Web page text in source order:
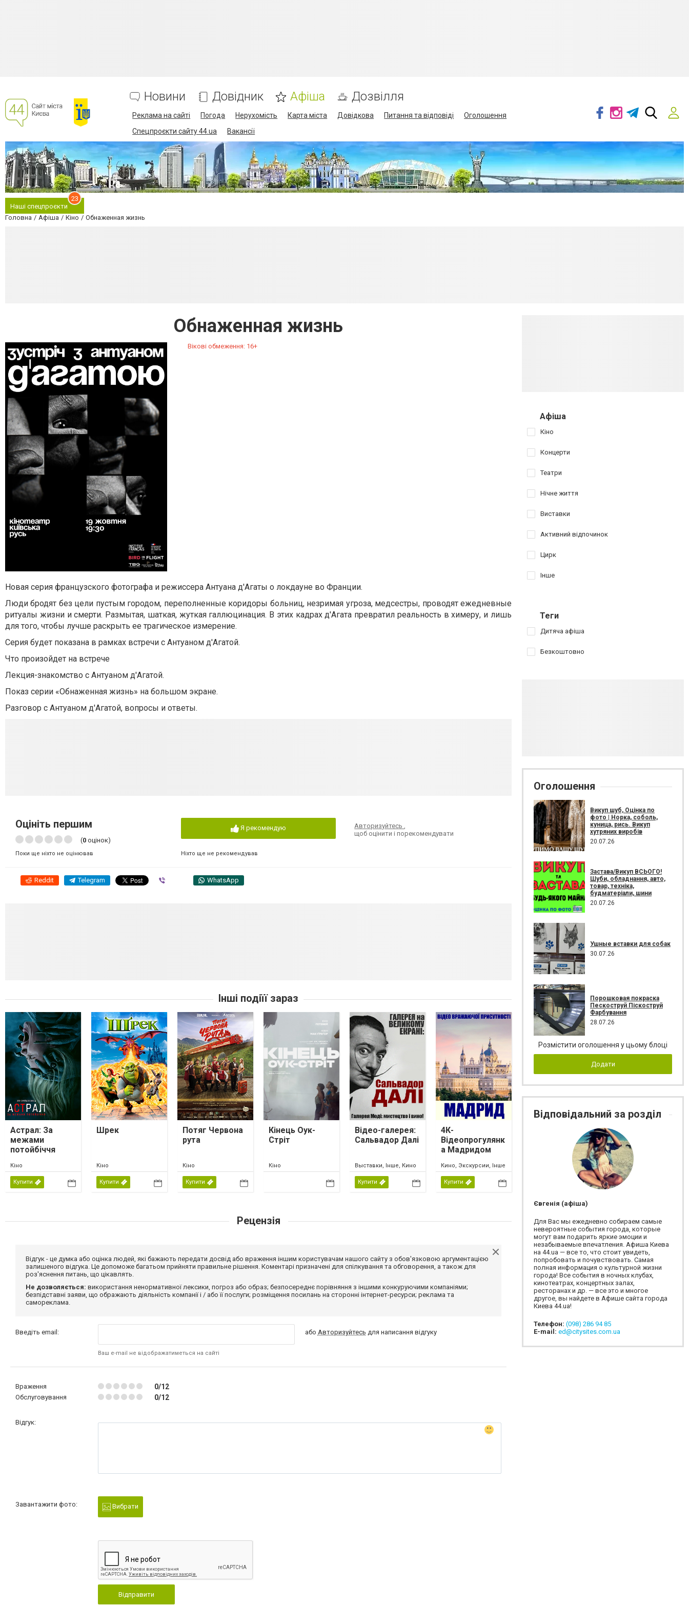
Новини Довідник Афіша Дозвілля
Реклама на сайті Погода Нерухомість Карта міста Довідкова Питання та відповіді
Оголошення
Спецпроєкти сайту 44.ua
Вакансії
Наші спецпроєкти
23
Головна Афіша Кіно Обнаженная жизнь
Обнаженная жизнь
Вікові обмеження: 16+
Новая серия французского фотографа и режиссера Антуана д'Агаты о локдауне во Франции.
Люди бродят без цели пустым городом, переполненные коридоры больниц, незримая угроза, медсестры, проводят ежедневные
ритуалы жизни и смерти. Размытая, шаткая, жуткая галлюцинация. В этих кадрах д'Агата превратил реальность в химеру, и лишь
для того, чтобы лучше раскрыть ее трагическое измерение.
Серия будет показана в рамках встречи с Антуаном д'Агатой.
Что произойдет на встрече
Лекция-знакомство с Антуаном д'Агатой.
Показ серии «Обнаженная жизнь» на большом экране.
Разговор с Антуаном д'Агатой, вопросы и ответы.
Оцініть першим
(0 оцінок)
Поки ще ніхто не оцінював
Я рекомендую
Ніхто ще не рекомендував
Авторизуйтесь,
щоб оцінити і порекомендувати
Reddit Telegram WhatsApp
Інші подіїї зараз
Астрал: За
межами
потойбіччя
Кіно
Купити
Шрек
Кіно
Купити
Потяг Червона
рута
Кіно
Купити
Кінець Оук-
Стріт
Кіно
Відео-галерея:
Сальвадор Далі
Выставки, Інше, Кино
Купити
4К-
Відеопрогулянк
а Мадридом
Кино, Экскурсии, Інше
Купити
Рецензія
Відгук - це думка або оцінка людей, які бажають передати досвід або враження іншим користувачам нашого сайту з обов'язковою аргументацією
залишеного відгука. Це допоможе багатьом прийняти правильне рішення. Коментарі призначені для спілкування та обговорення, а також для
роз'яснення питань, що цікавлять.
Не дозволяється: використання ненормативної лексики, погроз або образ; безпосереднє порівняння з іншими конкуруючими компаніями;
безпідставні заяви, що ображають діяльність компанії і / або її послуги; розміщення посилань на сторонні інтернет-ресурси; реклама та
самореклама.
Введіть email:
Ваш e-mail не відображатиметься на сайті
або Авторизуйтесь для написання відгуку
Враження 0/12
Обслуговування 0/12
Відгук:
Завантажити фото: Вибрати
Відправити
Афіша
Кіно
Концерти
Театри
Нічне життя
Виставки
Активний відпочинок
Цирк
Інше
Теги
Дитяча афіша
Безкоштовно
Оголошення
Викуп шуб, Оцінка по
фото | Норка, соболь,
куница, рись. Викуп
хутряних виробів
20.07.26
Застава/Викуп ВСЬОГО!
Шуби, обладнання, авто,
товар, техніка,
будматеріали, шини
20.07.26
Ушные вставки для собак
30.07.26
Порошковая покраска
Пескоструй Піскоструй
Фарбування
28.07.26
Розмістити оголошення у цьому блоці
Додати
Відповідальний за розділ
Євгенія (афіша)
Для Вас мы ежедневно собираем самые
невероятные события города, которые
могут вам подарить яркие эмоции и
незабываемые впечатления. Афиша Киева
на 44.ua — все то, что стоит увидеть,
попробовать и почувствовать. Самая
полная информация о культурной жизни
города! Все события в ночных клубах,
кинотеатрах, концертных залах,
ресторанах и др. — все это и многое
другое, вы найдете в Афише сайта города
Киева 44.ua!
Телефон: (098) 286 94 85
E-mail: ed@citysites.com.ua